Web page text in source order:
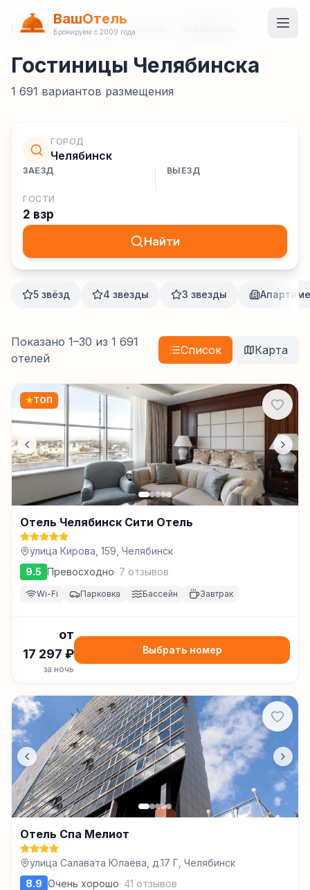
ВашОтель
Бронируем с 2009 года
Главная / Гостиницы / Россия
Гостиницы Челябинска
1 691 вариантов размещения
ГОРОД
Челябинск
ЗАЕЗД ВЫЕЗД
ГОСТИ
2 взр
Найти
5 звёзд 4 звезды 3 звезды
Показано 1–30 из 1 691
отелей
Список Карта
★ТОП
Отель Челябинск Сити Отель
улица Кирова, 159, Челябинск
9.5 Превосходно· 7 отзывов
Wi-Fi Парковка Бассейн Завтрак
от
17 297 ₽
за ночь
Выбрать номер
Отель Спа Мелиот
улица Салавата Юлаева, д.17 Г, Челябинск
8.9 Очень хорошо· 41 отзывов